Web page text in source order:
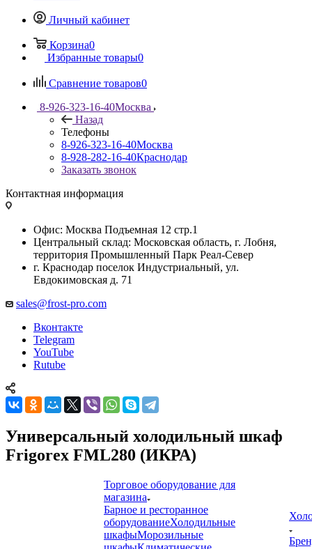
Личный кабинет
Корзина0
Избранные товары0
Сравнение товаров0
8-926-323-16-40Москва
Назад
Телефоны
8-926-323-16-40Москва
8-928-282-16-40Краснодар
Заказать звонок
Контактная информация
Офис: Москва Подъемная 12 стр.1
Центральный склад: Московская область, г. Лобня,
территория Промышленный Парк Реал-Север
г. Краснодар поселок Индустриальный, ул.
Евдокимовская д. 71
sales@frost-pro.com
Вконтакте
Telegram
YouTube
Rutube
Универсальный холодильный шкаф
Frigorex FML280 (ИКРА)
Торговое оборудование для
магазина
Барное и ресторанное
оборудованиеХолодильные
шкафыМорозильные